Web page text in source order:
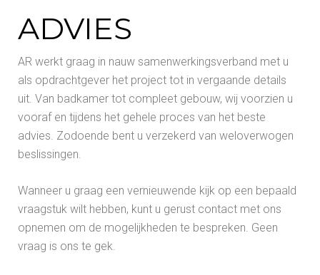
ADVIES
AR werkt graag in nauw samenwerkingsverband met u
als opdrachtgever het project tot in vergaande details
uit. Van badkamer tot compleet gebouw, wij voorzien u
vooraf en tijdens het gehele proces van het beste
advies. Zodoende bent u verzekerd van weloverwogen
beslissingen.
Wanneer u graag een vernieuwende kijk op een bepaald
vraagstuk wilt hebben, kunt u gerust contact met ons
opnemen om de mogelijkheden te bespreken. Geen
vraag is ons te gek.